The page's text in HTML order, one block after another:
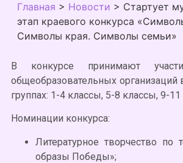
Главная > Новости > Стартует
этап краевого конкурса
Символы края. Символы семьи»
В конкурсе принимают
общеобразовательных организаций
группах: 1-4 классы, 5-8 классы, 9-
Номинации конкурса:
Литературное творчество
образы Победы»;